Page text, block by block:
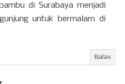
di Surabaya menjadi
untuk bermalam di
Balas